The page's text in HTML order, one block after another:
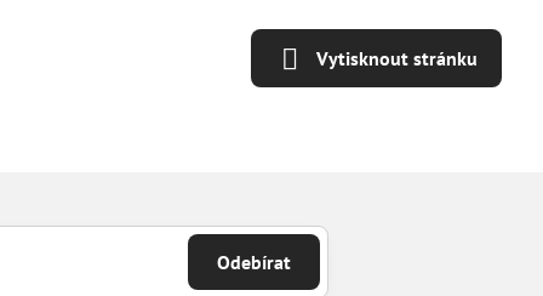
Vytisknout stránku
Odebírat